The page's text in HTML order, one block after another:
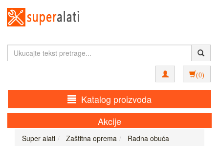
(0)
Katalog proizvoda
Akcije
Super alati Zaštitna oprema Radna obuća